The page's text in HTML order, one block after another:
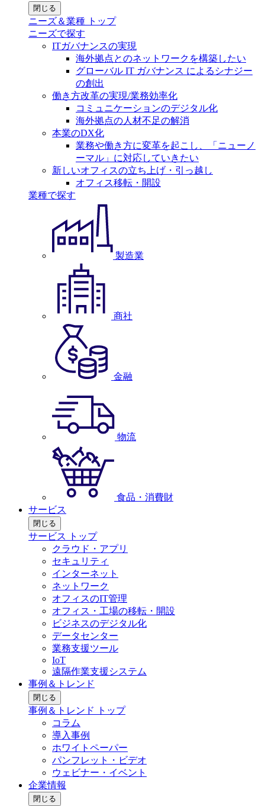
閉じる
ニーズ＆業種 トップ
ニーズで探す
ITガバナンスの実現
海外拠点とのネットワークを構築したい
グローバル IT ガバナンス によるシナジー
の創出
働き方改革の実現/業務効率化
コミュニケーションのデジタル化
海外拠点の人材不足の解消
本業のDX化
業務や働き方に変革を起こし、「ニューノ
ーマル」に対応していきたい
新しいオフィスの立ち上げ・引っ越し
オフィス移転・開設
業種で探す
製造業
商社
金融
物流
食品・消費財
サービス
閉じる
サービス トップ
クラウド・アプリ
セキュリティ
インターネット
ネットワーク
オフィスのIT管理
オフィス・工場の移転・開設
ビジネスのデジタル化
データセンター
業務支援ツール
IoT
遠隔作業支援システム
事例＆トレンド
閉じる
事例＆トレンド トップ
コラム
導入事例
ホワイトペーパー
パンフレット・ビデオ
ウェビナー・イベント
企業情報
閉じる